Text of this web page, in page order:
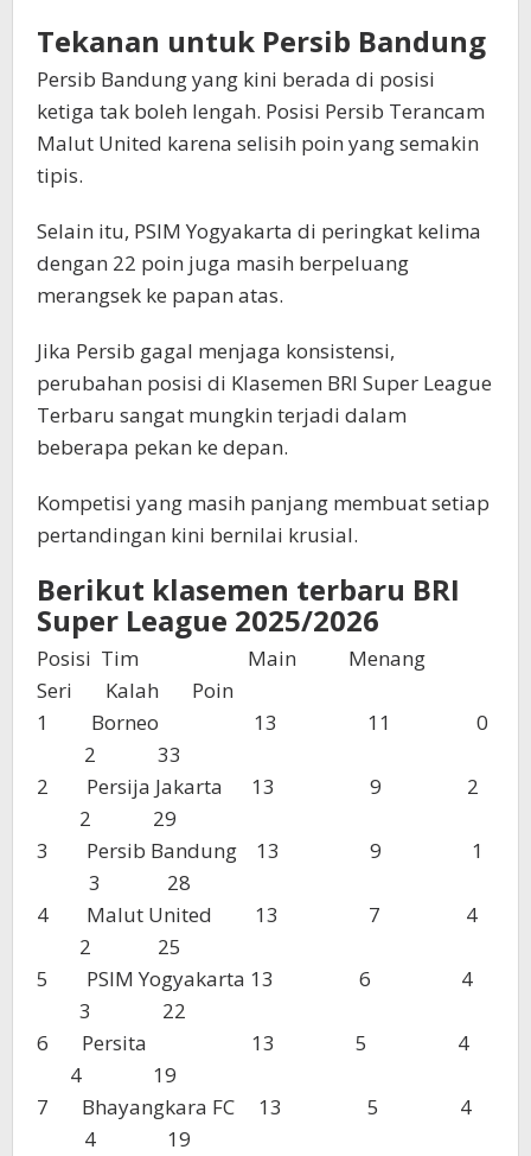
Tekanan untuk Persib Bandung
Persib Bandung yang kini berada di posisi
ketiga tak boleh lengah. Posisi Persib Terancam
Malut United karena selisih poin yang semakin
tipis.
Selain itu, PSIM Yogyakarta di peringkat kelima
dengan 22 poin juga masih berpeluang
merangsek ke papan atas.
Jika Persib gagal menjaga konsistensi,
perubahan posisi di Klasemen BRI Super League
Terbaru sangat mungkin terjadi dalam
beberapa pekan ke depan.
Kompetisi yang masih panjang membuat setiap
pertandingan kini bernilai krusial.
Berikut klasemen terbaru BRI
Super League 2025/2026
Posisi Tim Main Menang
Seri Kalah Poin
1 Borneo 13 11 0
2 33
2 Persija Jakarta 13 9 2
2 29
3 Persib Bandung 13 9 1
3 28
4 Malut United 13 7 4
2 25
5 PSIM Yogyakarta 13 6 4
3 22
6 Persita 13 5 4
4 19
7 Bhayangkara FC 13 5 4
4 19